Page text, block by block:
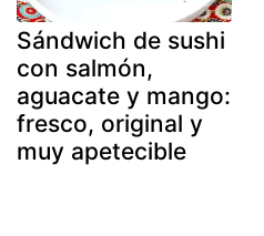
Sándwich de sushi
con salmón,
aguacate y mango:
fresco, original y
muy apetecible